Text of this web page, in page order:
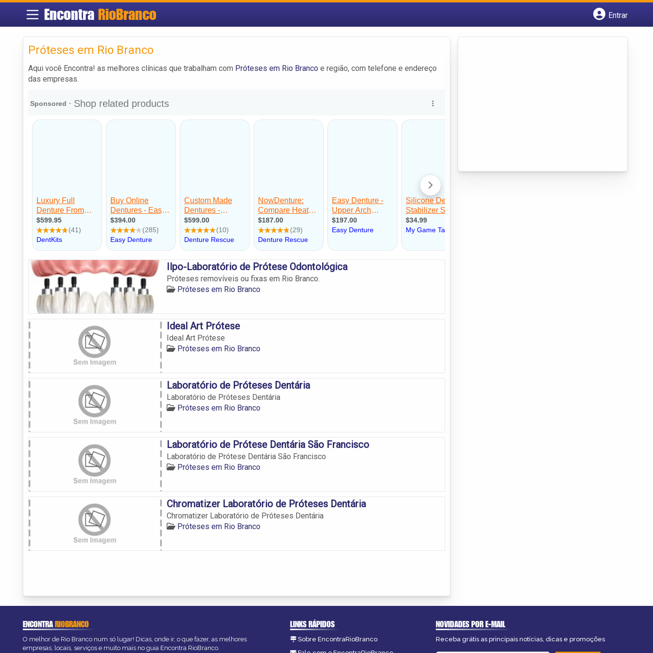
Encontra RioBranco
Entrar
Próteses em Rio Branco
Aqui você Encontra! as melhores clínicas que trabalham com Próteses em Rio Branco e região, com telefone e endereço
das empresas.
Ilpo-Laboratório de Prótese Odontológica
Próteses removíveis ou fixas em Rio Branco.
Próteses em Rio Branco
Ideal Art Prótese
Ideal Art Prótese
Próteses em Rio Branco
Laboratório de Próteses Dentária
Laboratório de Próteses Dentária
Próteses em Rio Branco
Laboratório de Prótese Dentária São Francisco
Laboratório de Prótese Dentária São Francisco
Próteses em Rio Branco
Chromatizer Laboratório de Próteses Dentária
Chromatizer Laboratório de Próteses Dentária
Próteses em Rio Branco
ENCONTRARIOBRANCO
O melhor de Rio Branco num só lugar! Dicas, onde ir, o que fazer, as melhores
empresas, locais, serviços e muito mais no guia Encontra RioBranco.
LINKS RÁPIDOS
Sobre EncontraRioBranco
NOVIDADES POR E-MAIL
Receba grátis as principais notícias, dicas e promoções